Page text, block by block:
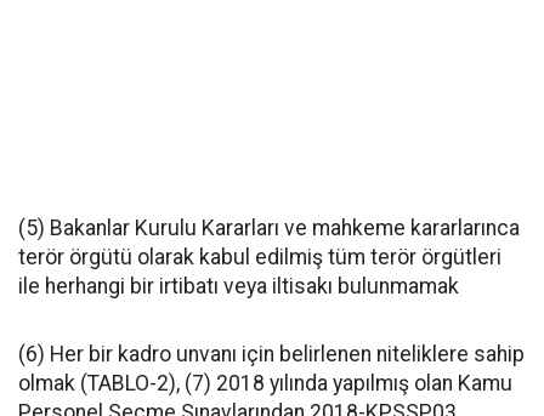
(5) Bakanlar Kurulu Kararları ve mahkeme kararlarınca
terör örgütü olarak kabul edilmiş tüm terör örgütleri
ile herhangi bir irtibatı veya iltisakı bulunmamak
(6) Her bir kadro unvanı için belirlenen niteliklere sahip
olmak (TABLO-2), (7) 2018 yılında yapılmış olan Kamu